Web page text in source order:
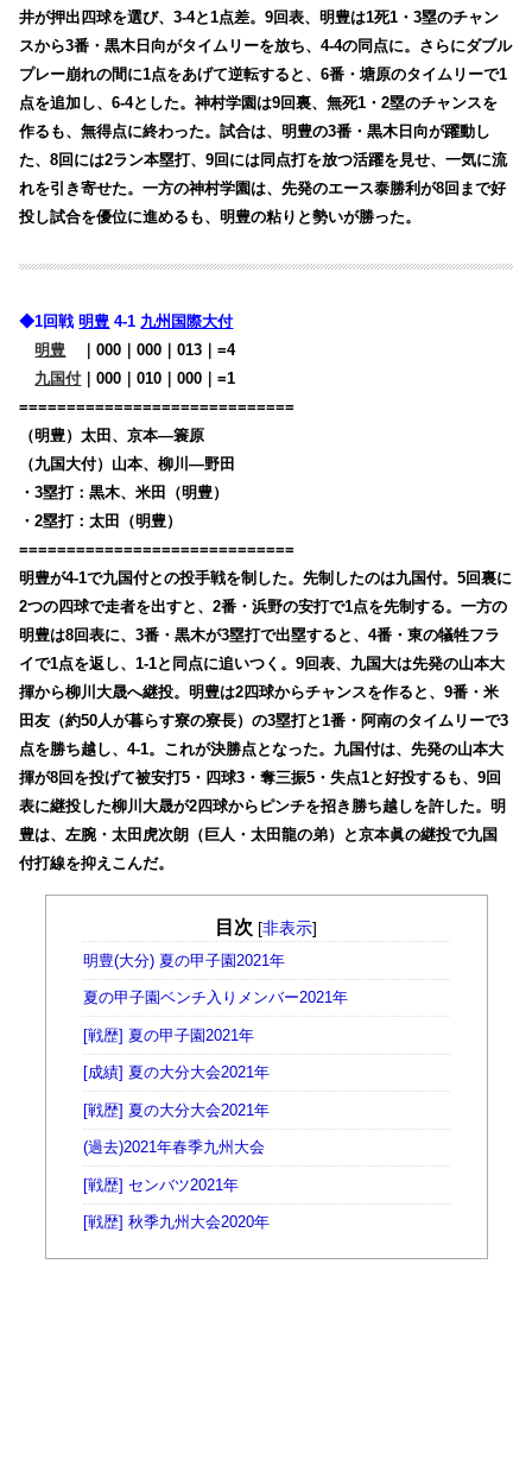
井が押出四球を選び、3-4と1点差。9回表、明豊は1死1・3塁のチャン
スから3番・黒木日向がタイムリーを放ち、4-4の同点に。さらにダブル
プレー崩れの間に1点をあげて逆転すると、6番・塘原のタイムリーで1
点を追加し、6-4とした。神村学園は9回裏、無死1・2塁のチャンスを
作るも、無得点に終わった。試合は、明豊の3番・黒木日向が躍動し
た、8回には2ラン本塁打、9回には同点打を放つ活躍を見せ、一気に流
れを引き寄せた。一方の神村学園は、先発のエース泰勝利が8回まで好
投し試合を優位に進めるも、明豊の粘りと勢いが勝った。
◆1回戦 明豊 4-1 九州国際大付
明豊
｜000｜000｜013｜=4
九国付｜000｜010｜000｜=1
=============================
（明豊）太田、京本―簑原
（九国大付）山本、柳川―野田
・3塁打：黒木、米田（明豊）
・2塁打：太田（明豊）
=============================
明豊が4-1で九国付との投手戦を制した。先制したのは九国付。5回裏に
2つの四球で走者を出すと、2番・浜野の安打で1点を先制する。一方の
明豊は8回表に、3番・黒木が3塁打で出塁すると、4番・東の犠牲フラ
イで1点を返し、1-1と同点に追いつく。9回表、九国大は先発の山本大
揮から柳川大晟へ継投。明豊は2四球からチャンスを作ると、9番・米
田友（約50人が暮らす寮の寮長）の3塁打と1番・阿南のタイムリーで3
点を勝ち越し、4-1。これが決勝点となった。九国付は、先発の山本大
揮が8回を投げて被安打5・四球3・奪三振5・失点1と好投するも、9回
表に継投した柳川大晟が2四球からピンチを招き勝ち越しを許した。明
豊は、左腕・太田虎次朗（巨人・太田龍の弟）と京本眞の継投で九国
付打線を抑えこんだ。
目次 [非表示]
明豊(大分) 夏の甲子園2021年
夏の甲子園ベンチ入りメンバー2021年
[戦歴] 夏の甲子園2021年
[成績] 夏の大分大会2021年
[戦歴] 夏の大分大会2021年
(過去)2021年春季九州大会
[戦歴] センバツ2021年
[戦歴] 秋季九州大会2020年